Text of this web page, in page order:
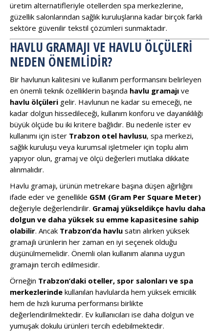
üretim alternatifleriyle otellerden spa merkezlerine,
güzellik salonlarından sağlık kuruluşlarına kadar birçok farklı
sektöre güvenilir tekstil çözümleri sunmaktadır.
HAVLU GRAMAJI VE HAVLU ÖLÇÜLERI
NEDEN ÖNEMLIDIR?
Bir havlunun kalitesini ve kullanım performansını belirleyen
en önemli teknik özelliklerin başında havlu gramajı ve
havlu ölçüleri gelir. Havlunun ne kadar su emeceği, ne
kadar dolgun hissedileceği, kullanım konforu ve dayanıklılığı
büyük ölçüde bu iki kritere bağlıdır. Bu nedenle ister ev
kullanımı için ister Trabzon otel havlusu, spa merkezi,
sağlık kuruluşu veya kurumsal işletmeler için toplu alım
yapıyor olun, gramaj ve ölçü değerleri mutlaka dikkate
alınmalıdır.
Havlu gramajı, ürünün metrekare başına düşen ağırlığını
ifade eder ve genellikle GSM (Gram Per Square Meter)
değeriyle değerlendirilir. Gramaj yükseldikçe havlu daha
dolgun ve daha yüksek su emme kapasitesine sahip
olabilir. Ancak Trabzon’da havlu satın alırken yüksek
gramajlı ürünlerin her zaman en iyi seçenek olduğu
düşünülmemelidir. Önemli olan kullanım alanına uygun
gramajın tercih edilmesidir.
Örneğin Trabzon’daki oteller, spor salonları ve spa
merkezlerinde kullanılan havlularda hem yüksek emicilik
hem de hızlı kuruma performansı birlikte
değerlendirilmektedir. Ev kullanıcıları ise daha dolgun ve
yumuşak dokulu ürünleri tercih edebilmektedir.